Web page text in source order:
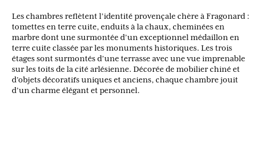
Les chambres reflètent l’identité provençale chère à Fragonard :
tomettes en terre cuite, enduits à la chaux, cheminées en
marbre dont une surmontée d’un exceptionnel médaillon en
terre cuite classée par les monuments historiques. Les trois
étages sont surmontés d’une terrasse avec une vue imprenable
sur les toits de la cité arlésienne. Décorée de mobilier chiné et
d’objets décoratifs uniques et anciens, chaque chambre jouit
d’un charme élégant et personnel.